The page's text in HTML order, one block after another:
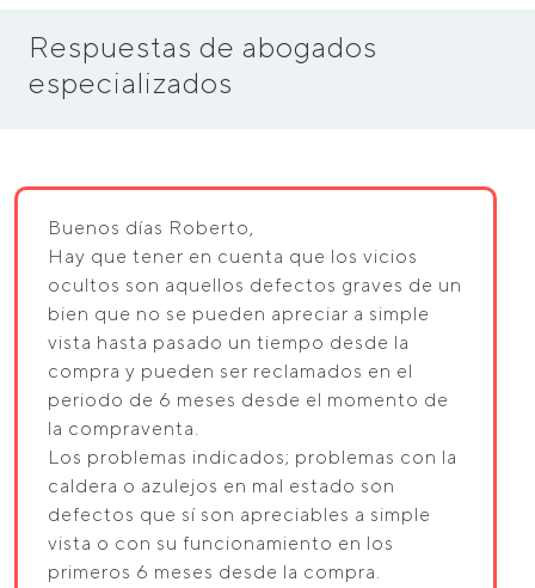
Respuestas de abogados
especializados
Buenos días Roberto,
Hay que tener en cuenta que los vicios
ocultos son aquellos defectos graves de un
bien que no se pueden apreciar a simple
vista hasta pasado un tiempo desde la
compra y pueden ser reclamados en el
periodo de 6 meses desde el momento de
la compraventa.
Los problemas indicados; problemas con la
caldera o azulejos en mal estado son
defectos que sí son apreciables a simple
vista o con su funcionamiento en los
primeros 6 meses desde la compra.